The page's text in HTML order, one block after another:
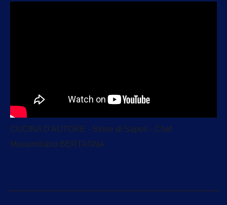
CUCINA D'AUTORE - Storie di Sapori - Chef
Massimiliano BERTAGNA